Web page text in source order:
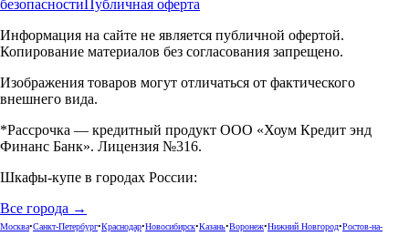
безопасностиПубличная оферта
Информация на сайте не является публичной офертой.
Копирование материалов без согласования запрещено.
Изображения товаров могут отличаться от фактического
внешнего вида.
*Рассрочка — кредитный продукт ООО «Хоум Кредит энд
Финанс Банк». Лицензия №316.
Шкафы-купе в городах России:
Все города →
Москва•Санкт-Петербург•Краснодар•Новосибирск•Казань•Воронеж•Нижний Новгород•Ростов-на-